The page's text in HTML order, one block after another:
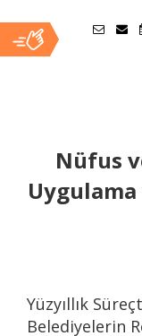
Nüfus
İçerik
Yüzyıllık
Belediyelerin